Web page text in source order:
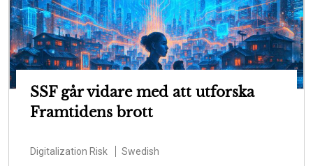
SSF går vidare med att utforska
Framtidens brott
Digitalization Risk Swedish